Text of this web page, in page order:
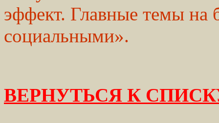
эффект. Главные темы на
социальными».
ВЕРНУТЬСЯ К